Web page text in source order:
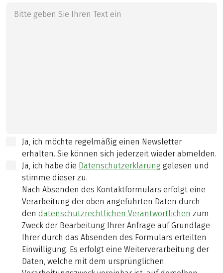
Ja, ich möchte regelmäßig einen Newsletter
erhalten. Sie können sich jederzeit wieder abmelden.
Ja, ich habe die Datenschutzerklärung gelesen und
stimme dieser zu.
Nach Absenden des Kontaktformulars erfolgt eine
Verarbeitung der oben angeführten Daten durch
den datenschutzrechtlichen Verantwortlichen zum
Zweck der Bearbeitung Ihrer Anfrage auf Grundlage
Ihrer durch das Absenden des Formulars erteilten
Einwilligung. Es erfolgt eine Weiterverarbeitung der
Daten, welche mit dem ursprünglichen